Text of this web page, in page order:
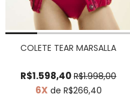
COLETE TEAR MARSALLA
R$1.598,40 R$1.998,00
6X de R$266,40